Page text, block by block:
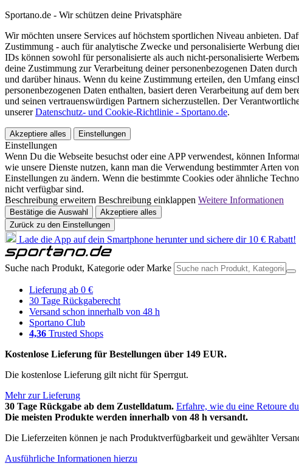
Sportano.de - Wir schützen deine Privatsphäre
Wir möchten unsere Services auf höchstem sportlichen Niveau anbieten.
Zustimmung - auch für analytische Zwecke und personalisierte Werbung
IDs können sowohl für personalisierte als auch nicht-personalisierte
deine Zustimmung zur Verarbeitung deiner personenbezogenen Daten
und darüber hinaus. Wenn du keine Zustimmung erteilen, den Umfang
personenbezogenen Daten enthalten, basiert deren Verarbeitung auf dem
und seinen vertrauenswürdigen Partnern sicherzustellen. Der
unsererDatenschutz- und Cookie-Richtlinie - Sportano.de.
Akzeptiere alles Einstellungen
Einstellungen
Wenn Du die Webseite besuchst oder eine APP verwendest, können
wie unsere Dienste nutzen, kann man die Verwendung bestimmter Arten
Einstellungen zu ändern. Wenn die bestimmte Cookies oder ähnliche
nicht verfügbar sind.
Beschreibung erweitern Beschreibung einklappen Weitere Informationen
Bestätige die Auswahl
Akzeptiere alles
Zurück zu den Einstellungen
Lade die App auf dein Smartphone herunter und sichere dir 10 € Rabatt!
Suche nach Produkt, Kategorie oder Marke
Lieferung ab 0 €
30 Tage Rückgaberecht
Versand schon innerhalb von 48 h
Sportano Club
4,36 Trusted Shops
Kostenlose Lieferung für Bestellungen über 149 EUR.
Die kostenlose Lieferung gilt nicht für Sperrgut.
Mehr zur Lieferung
30 Tage Rückgabe ab dem Zustelldatum. Erfahre, wie du eine Retoure
Die meisten Produkte werden innerhalb von 48 h versandt.
Die Lieferzeiten können je nach Produktverfügbarkeit und gewählter
Ausführliche Informationen hierzu